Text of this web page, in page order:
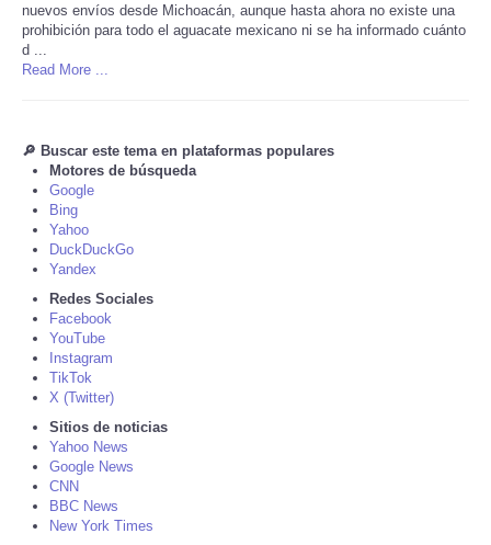
Salud
Tecnologia
CATEGORIES
CARTOONS
CONTACT
SEARCH
SHOPPING
Daily Deals
RobinsPost Store
nuevos envíos desde Michoacán, aunque hasta ahora no existe una
prohibición para todo el aguacate mexicano ni se ha informado cuánto
d ...
Read More ...
🔎 Buscar este tema en plataformas populares
Motores de búsqueda
Google
Bing
Yahoo
DuckDuckGo
Yandex
Redes Sociales
Facebook
YouTube
Instagram
TikTok
X (Twitter)
Sitios de noticias
Yahoo News
Google News
CNN
BBC News
New York Times